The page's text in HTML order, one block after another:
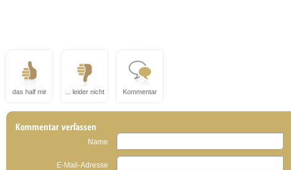
das half mir ... leider nicht Kommentar
Kommentar verfassen
Name
E-Mail-Adresse